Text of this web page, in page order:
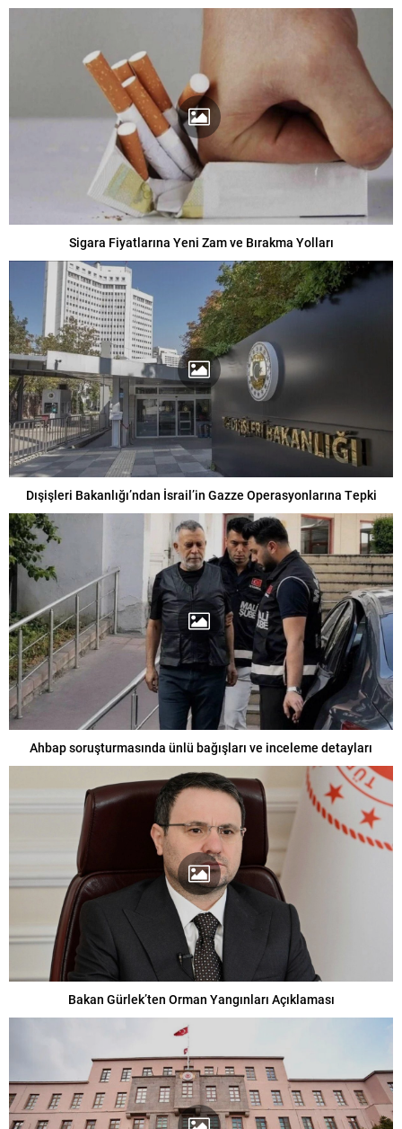
Sigara Fiyatlarına Yeni Zam ve Bırakma Yolları
Dışişleri Bakanlığı’ndan İsrail’in Gazze Operasyonlarına Tepki
Ahbap soruşturmasında ünlü bağışları ve inceleme detayları
Bakan Gürlek’ten Orman Yangınları Açıklaması